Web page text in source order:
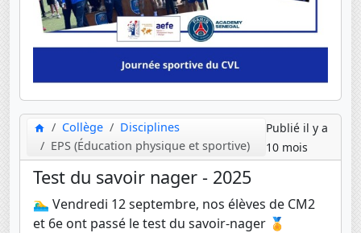
Collège
Disciplines
EPS (Éducation physique et sportive)
Publié il y a
10 mois
Test du savoir nager - 2025
🏊‍♂️ Vendredi 12 septembre, nos élèves de CM2
et 6e ont passé le test du savoir-nager 🏅